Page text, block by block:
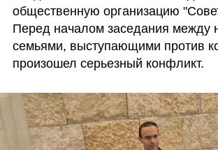
общественную организацию
Перед началом заседания между
семьями, выступающими против
произошел серьезный конфликт.